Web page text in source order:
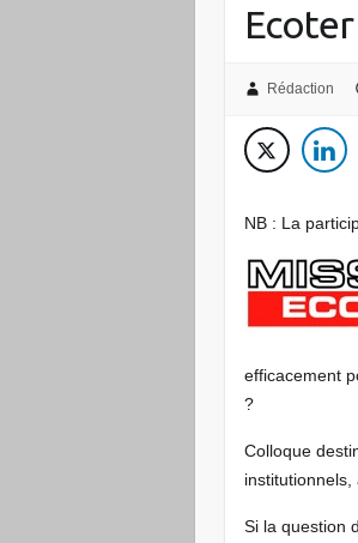
Rédaction
NB : La
efficacement
?
Colloque
Si la question